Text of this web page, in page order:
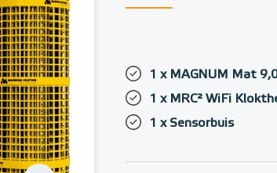
1 x MAGNUM Mat
1 x MRC² WiFi
1 x Sensorbuis